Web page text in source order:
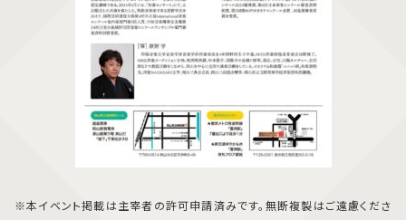
※本イベント掲載は主宰者の許可申請済みです。無断複製はご遠慮くださ